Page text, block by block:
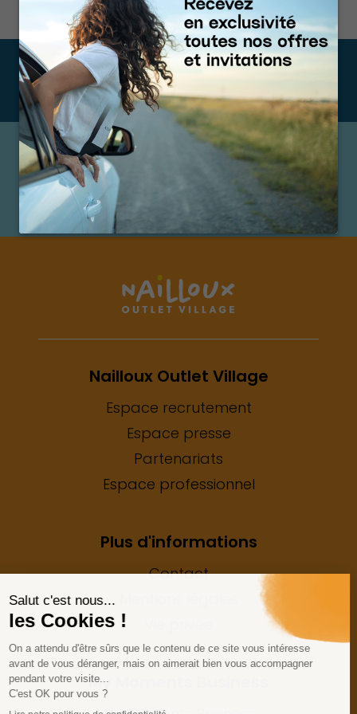
ABONNEZ-VOUS À NOTRE
NEWSLETTER
SUIVEZ-NOUS SUR NOS RÉSEAUX
@ NAILLOUXOUTLET
Nailloux Outlet Village
Espace recrutement
Espace presse
Partenariats
Espace professionnel
Plus d'informations
Contact
My Moments Business
Popin du centre